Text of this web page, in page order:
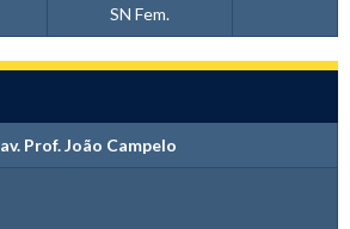
SN Fem.
Prof. João Campelo